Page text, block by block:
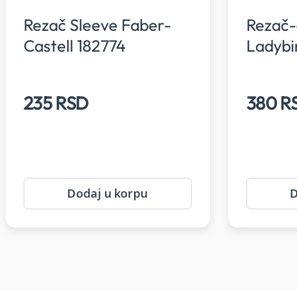
Rezač Sleeve Faber-
Castell 182774
235 RSD
Dodaj u korpu
380